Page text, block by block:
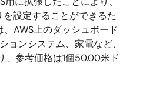
設定することができるた
AWS上のダッシュボード
ンシステム、家電など、
、参考価格は1個50.00米ド